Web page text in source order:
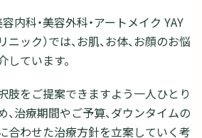
内科・美容外科・アートメイク YAY
ック）では、お肌、お体、お顔のお悩
ています。
肢をご提案できますよう一人ひとり
治療期間やご予算、ダウンタイムの
合わせた治療方針を立案していく考